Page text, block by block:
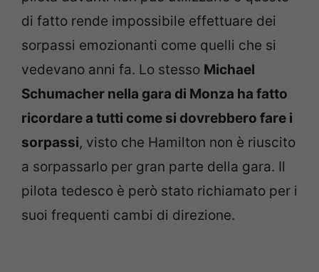
di fatto rende impossibile effettuare dei
sorpassi emozionanti come quelli che si
vedevano anni fa. Lo stesso Michael
Schumacher nella gara di Monza ha fatto
ricordare a tutti come si dovrebbero fare i
sorpassi, visto che Hamilton non è riuscito
a sorpassarlo per gran parte della gara. Il
pilota tedesco è però stato richiamato per i
suoi frequenti cambi di direzione.